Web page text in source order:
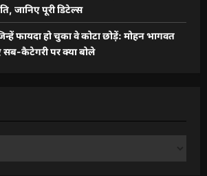
जानिए पूरी डिटेल्स
फायदा हो चुका वे कोटा छोड़ें: मोहन भागवत
सब-कैटेगरी पर क्या बोले